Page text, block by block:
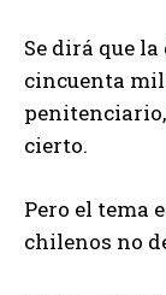
Se dirá que
cincuenta
cierto.
Pero el tema
chilenos no